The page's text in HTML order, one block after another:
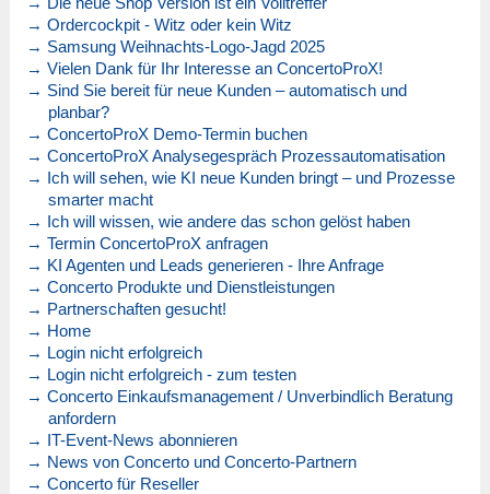
→ Ordercockpit - Witz oder kein Witz
→ Samsung Weihnachts-Logo-Jagd 2025
→ Vielen Dank für Ihr Interesse an ConcertoProX!
→ Sind Sie bereit für neue Kunden – automatisch und
planbar?
→ ConcertoProX Demo-Termin buchen
→ ConcertoProX Analysegespräch Prozessautomatisation
→ Ich will sehen, wie KI neue Kunden bringt – und Prozesse
smarter macht
→ Ich will wissen, wie andere das schon gelöst haben
→ Termin ConcertoProX anfragen
→ KI Agenten und Leads generieren - Ihre Anfrage
→ Concerto Produkte und Dienstleistungen
→ Partnerschaften gesucht!
→ Home
→ Login nicht erfolgreich
→ Login nicht erfolgreich - zum testen
→ Concerto Einkaufsmanagement / Unverbindlich Beratung
anfordern
→ IT-Event-News abonnieren
→ News von Concerto und Concerto-Partnern
→ Concerto für Reseller